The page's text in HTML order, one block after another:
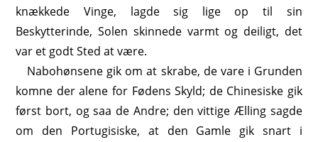
knækkede Vinge, lagde sig lige op til sin
Beskytterinde, Solen skinnede varmt og deiligt, det
var et godt Sted at være.
Nabohønsene gik om at skrabe, de vare i Grunden
komne der alene for Fødens Skyld; de Chinesiske gik
først bort, og saa de Andre; den vittige Ælling sagde
om den Portugisiske, at den Gamle gik snart i